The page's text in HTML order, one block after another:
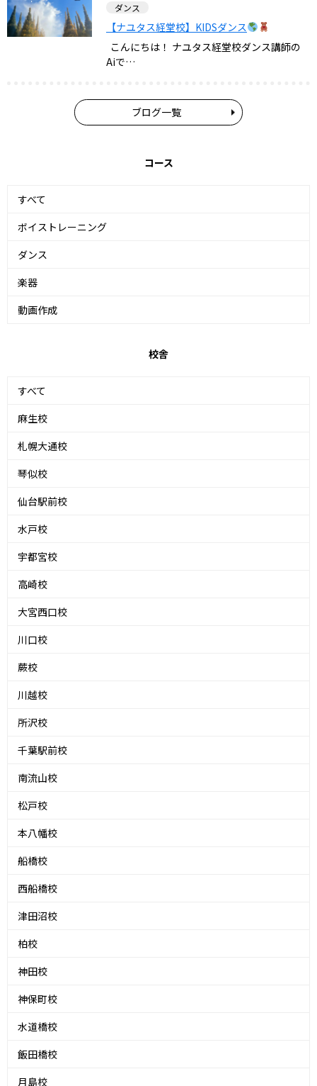
ダンス
【ナユタス経堂校】KIDSダンス
こんにちは！ ナユタス経堂校ダンス講師の
Aiで…
ブログ一覧
コース
すべて
ボイストレーニング
ダンス
楽器
動画作成
校舎
すべて
麻生校
札幌大通校
琴似校
仙台駅前校
水戸校
宇都宮校
高崎校
大宮西口校
川口校
蕨校
川越校
所沢校
千葉駅前校
南流山校
松戸校
本八幡校
船橋校
西船橋校
津田沼校
柏校
神田校
神保町校
水道橋校
飯田橋校
月島校